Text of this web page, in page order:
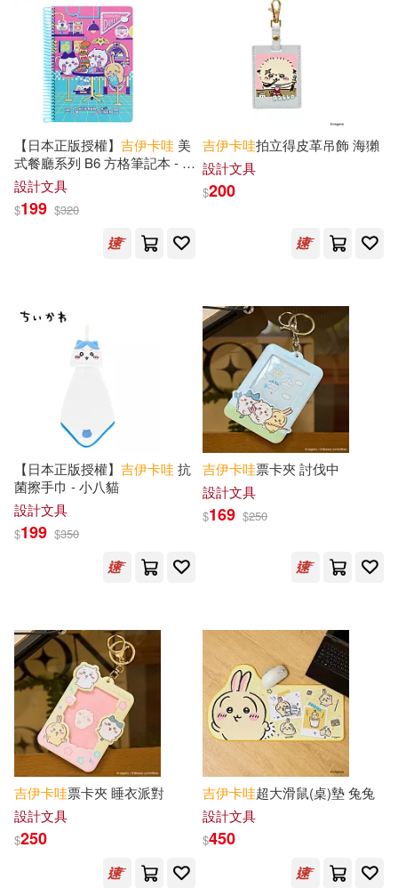
【日本正版授權】 吉伊卡哇 美
式餐廳系列 B6 方格筆記本 - 粉
色款
設計文具
$199 $320
吉伊卡哇拍立得皮革吊飾 海獺
設計文具
$200
【日本正版授權】 吉伊卡哇抗
菌擦手巾 - 小八貓
設計文具
$199 $350
吉伊卡哇票卡夾 討伐中
設計文具
$169 $250
吉伊卡哇票卡夾 睡衣派對
設計文具
$250
吉伊卡哇超大滑鼠(桌)墊 兔兔
設計文具
$450